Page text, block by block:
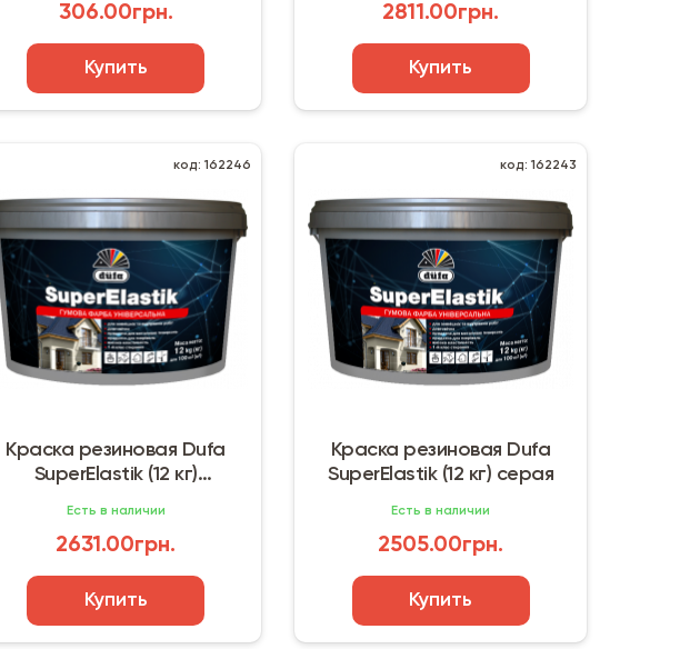
306.00грн.
Купить
2811.00грн.
Купить
код: 162246
Краска резиновая Dufa
SuperElastik (12 кг)
Есть в наличии
2631.00грн.
Купить
код: 162243
Краска резиновая Dufa
SuperElastik (12 кг) серая
Есть в наличии
2505.00грн.
Купить